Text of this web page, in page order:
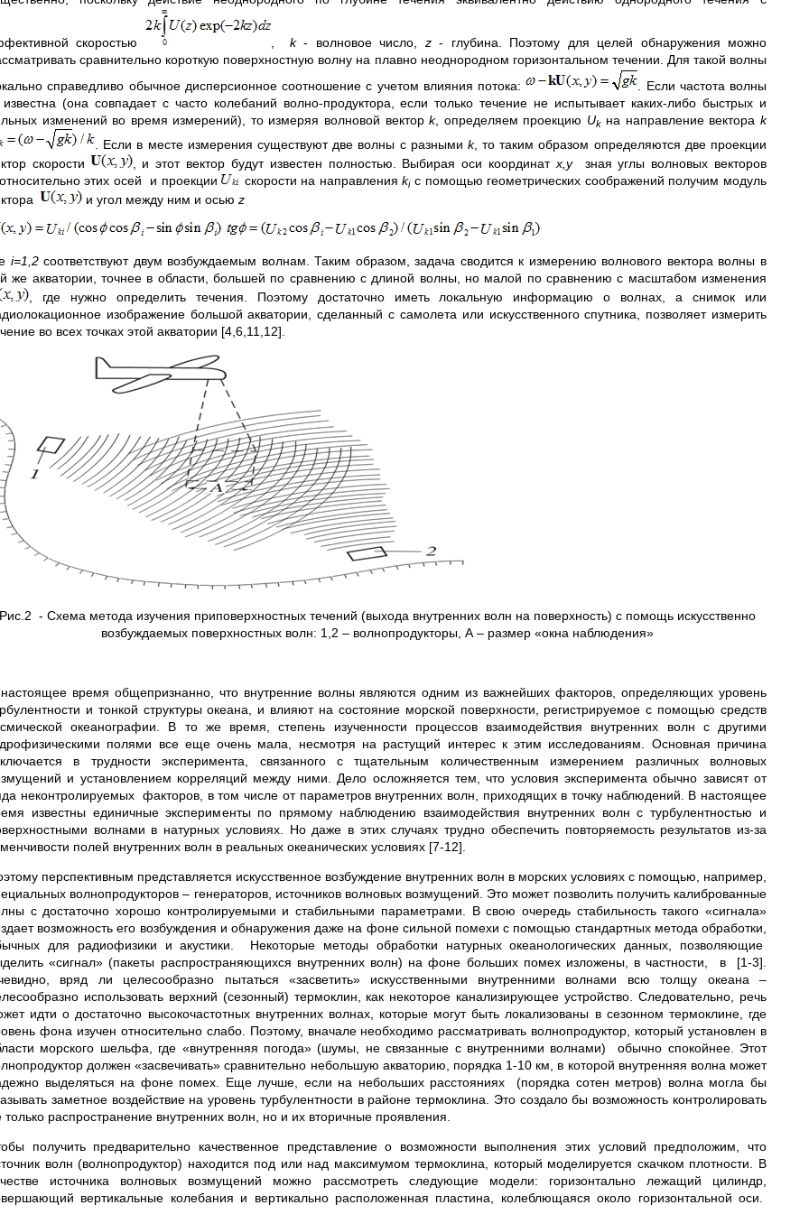
скоростью k- волновое число, z- глубина. Поэтому для целей обнаружения можно
сравнительно короткую поверхностную волну на плавно неоднородном горизонтальном течении. Для такой волны
справедливо обычное дисперсионное соотношение с учетом влияния потока:
. Если частота волны
(она совпадает с часто колебаний волно-продуктора, если только течение не испытывает каких-либо быстрых и
изменений во время измерений), то измеряя волновой векторk, определяем проекцию Ukна направление вектора k
. Если в месте измерения существуют две волны с разными k, то таким образом определяются две проекции
скорости
, и этот вектор будут известен полностью. Выбирая оси координат x, yзная углы волновых векторов
относительно этих осей и проекции скорости на направленияkiс помощью геометрических соображений получим модуль
и угол между ним и осью z
i=1,2соответствуют двум возбуждаемым волнам. Таким образом, задача сводится к измерению волнового вектора волны в
же акватории, точнее в области, большей по сравнению с длиной волны, но малой по сравнению с масштабом изменения
, где нужно определить течения. Поэтому достаточно иметь локальную информацию о волнах, а снимок или
изображение большой акватории, сделанный с самолета или искусственного спутника, позволяет измерить
во всех точках этой акватории [4,6,11,12].
Рис.2 - Схема метода изучения приповерхностных течений (выхода внутренних волн на поверхность) с помощь искусственно
возбуждаемых поверхностных волн: 1,2 – волнопродукторы, А – размер «окна наблюдения»
время общепризнанно, что внутренние волны являются одним из важнейших факторов, определяющих уровень
и тонкой структуры океана, и влияют на состояние морской поверхности, регистрируемое с помощью средств
океанографии. В то же время, степень изученности процессов взаимодействия внутренних волн с другими
полями все еще очень мала, несмотря на растущий интерес к этим исследованиям. Основная причина
в трудности эксперимента, связанного с тщательным количественным измерением различных волновых
и установлением корреляций между ними. Дело осложняется тем, что условия эксперимента обычно зависят от
неконтролируемых факторов, в том числе от параметров внутренних волн, приходящих в точку наблюдений. В настоящее
известны единичные эксперименты по прямому наблюдению взаимодействия внутренних волн с турбулентностью и
волнами в натурных условиях. Но даже в этих случаях трудно обеспечить повторяемость результатов из-за
полей внутренних волн в реальных океанических условиях [7-12].
перспективным представляется искусственное возбуждение внутренних волн в морских условиях с помощью, например,
волнопродукторов – генераторов, источников волновых возмущений. Это может позволить получить калиброванные
с достаточно хорошо контролируемыми и стабильными параметрами. В свою очередь стабильность такого «сигнала»
возможность его возбуждения и обнаружения даже на фоне сильной помехи с помощью стандартных метода обработки,
для радиофизики и акустики. Некоторые методы обработки натурных океанологических данных, позволяющие
«сигнал» (пакеты распространяющихся внутренних волн) на фоне больших помех изложены, в частности, в [1-3].
вряд ли целесообразно пытаться «засветить» искусственными внутренними волнами всю толщу океана –
использовать верхний (сезонный) термоклин, как некоторое канализирующее устройство. Следовательно, речь
идти о достаточно высокочастотных внутренних волнах, которые могут быть локализованы в сезонном термоклине, где
фона изучен относительно слабо. Поэтому, вначале необходимо рассматривать волнопродуктор, который установлен в
морского шельфа, где «внутренняя погода» (шумы, не связанные с внутренними волнами) обычно спокойнее. Этот
должен «засвечивать» сравнительно небольшую акваторию, порядка 1-10 км, в которой внутренняя волна может
выделяться на фоне помех. Еще лучше, если на небольших расстояниях (порядка сотен метров) волна могла бы
заметное воздействие на уровень турбулентности в районе термоклина. Это создало бы возможность контролировать
только распространение внутренних волн, но и их вторичные проявления.
получить предварительно качественное представление о возможности выполнения этих условий предположим, что
волн (волнопродуктор) находится под или над максимумом термоклина, который моделируется скачком плотности. В
источника волновых возмущений можно рассмотреть следующие модели: горизонтально лежащий цилиндр,
вертикальные колебания и вертикально расположенная пластина, колеблющаяся около горизонтальной оси.